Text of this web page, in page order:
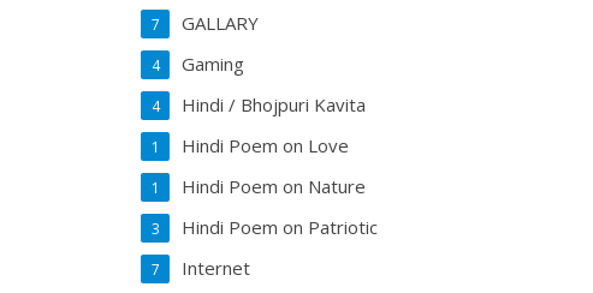
GALLARY
7
Gaming
4
Hindi / Bhojpuri Kavita
4
Hindi Poem on Love
1
Hindi Poem on Nature
1
Hindi Poem on Patriotic
3
Internet
7